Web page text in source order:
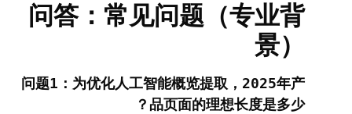
问答：常见问题（专业背
景）
问题1：为优化人工智能概览提取，2025年产
品页面的理想长度是多少？